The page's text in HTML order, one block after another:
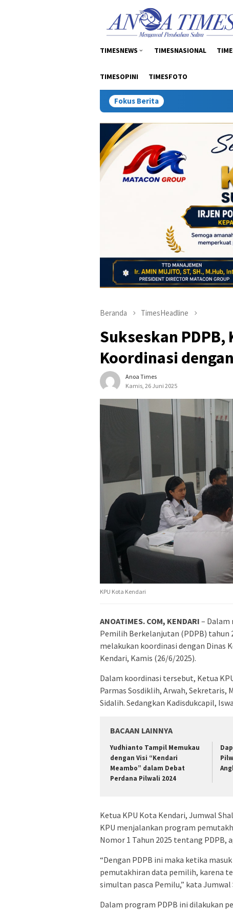
TIMESNEWS TIMESNASIONAL
TIMESOPINI TIMESFOTO
Fokus Berita Inspektur Tambang:
Beranda TimesHeadline
Sukseskan PDPB,
Koordinasi
Anoa Times
Kamis, 26 Juni 2025
KPU Kota Kendari
ANOATIMES. COM, KENDARI – Dalam
Pemilih Berkelanjutan (PDPB) tahun
melakukan koordinasi dengan Dinas
Kendari, Kamis (26/6/2025).
Dalam koordinasi tersebut, Ketua
Parmas Sosdiklih, Arwah, Sekretaris,
Sidalih. Sedangkan Kadisdukcapil,
BACAAN LAINNYA
Yudhianto Tampil Memukau
dengan Visi “Kendari
Meambo” dalam Debat
Perdana Pilwali 2024
Ketua KPU Kota Kendari, Jumwal
KPU menjalankan program
Nomor 1 Tahun 2025 tentang
“Dengan PDPB ini maka ketika
pemutakhiran data pemilih, karena
simultan pasca Pemilu,” kata Jumwal
Dalam program PDPB ini dilakukan